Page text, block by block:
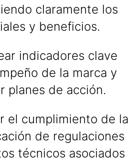
claramente los
y beneficios.
indicadores clave
de la marca y
planes de acción.
el cumplimiento de la
de regulaciones
técnicos asociados